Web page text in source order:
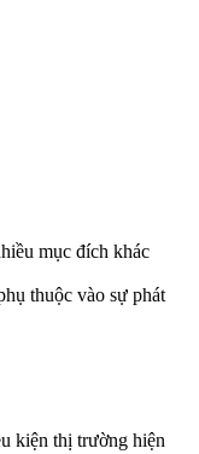
mục đích khác
thuộc vào sự phát
kiện thị trường hiện